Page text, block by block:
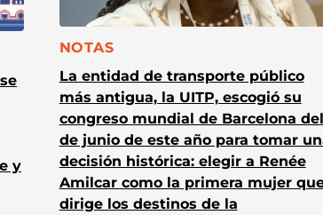
y
CATEGORÍA:
NOTAS
La entidad de transporte público
más antigua, la UITP, escogió su
congreso mundial de Barcelona
de junio de este año para tomar
decisión histórica: elegir a Renée
Amilcar como la primera mujer
dirige los destinos de la